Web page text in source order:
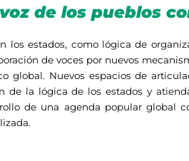
de los pueblos
los estados, como lógica de
de voces por nuevos
global. Nuevos espacios de
de la lógica de los estados y
de una agenda popular global